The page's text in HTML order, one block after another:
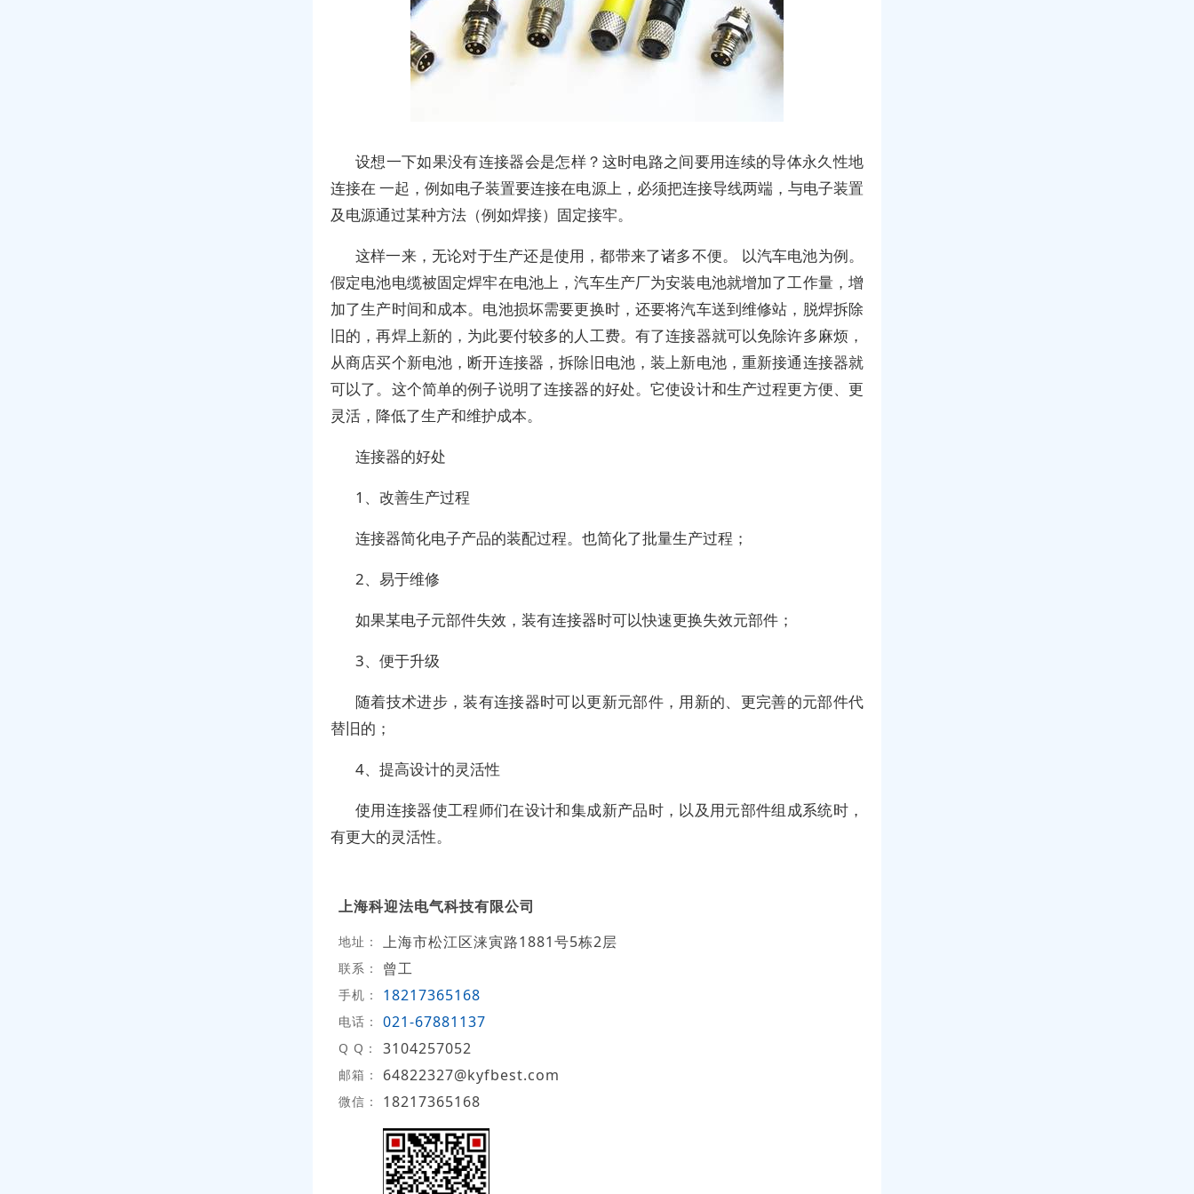
设想一下如果没有连接器会是怎样？这时电路之间要用连续的导体永久性地
连接在 一起，例如电子装置要连接在电源上，必须把连接导线两端，与电子装置
及电源通过某种方法（例如焊接）固定接牢。
这样一来，无论对于生产还是使用，都带来了诸多不便。 以汽车电池为例。
假定电池电缆被固定焊牢在电池上，汽车生产厂为安装电池就增加了工作量，增
加了生产时间和成本。电池损坏需要更换时，还要将汽车送到维修站，脱焊拆除
旧的，再焊上新的，为此要付较多的人工费。有了连接器就可以免除许多麻烦，
从商店买个新电池，断开连接器，拆除旧电池，装上新电池，重新接通连接器就
可以了。这个简单的例子说明了连接器的好处。它使设计和生产过程更方便、更
灵活，降低了生产和维护成本。
连接器的好处
1、改善生产过程
连接器简化电子产品的装配过程。也简化了批量生产过程；
2、易于维修
如果某电子元部件失效，装有连接器时可以快速更换失效元部件；
3、便于升级
随着技术进步，装有连接器时可以更新元部件，用新的、更完善的元部件代
替旧的；
4、提高设计的灵活性
使用连接器使工程师们在设计和集成新产品时，以及用元部件组成系统时，
有更大的灵活性。
上海科迎法电气科技有限公司
地址： 上海市松江区涞寅路1881号5栋2层
联系： 曾工
手机： 18217365168
电话： 021-67881137
Q Q： 3104257052
邮箱： 64822327@kyfbest.com
微信： 18217365168